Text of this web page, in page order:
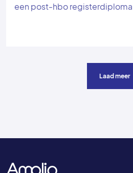
een post-hbo
Laad meer